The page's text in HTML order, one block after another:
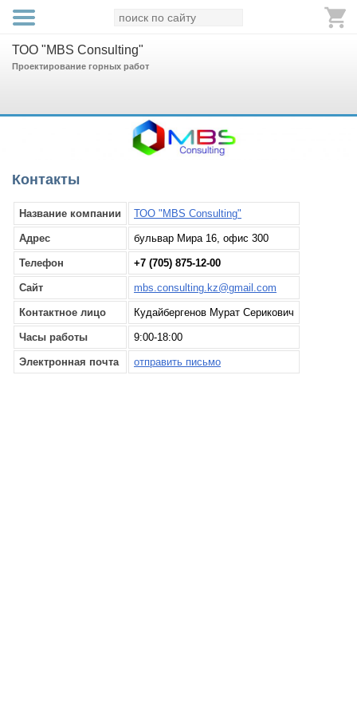
ТОО "MBS Consulting"
Проектирование горных работ
Контакты
Название компании ТОО "MBS Consulting"
Адрес бульвар Мира 16, офис 300
Телефон +7 (705) 875-12-00
Сайт mbs.consulting.kz@gmail.com
Контактное лицо Кудайбергенов Мурат Серикович
Часы работы 9:00-18:00
Электронная почта отправить письмо